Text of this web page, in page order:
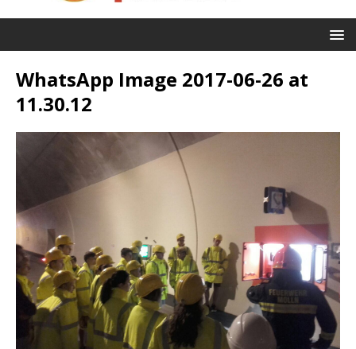
WhatsApp Image 2017-06-26 at
11.30.12